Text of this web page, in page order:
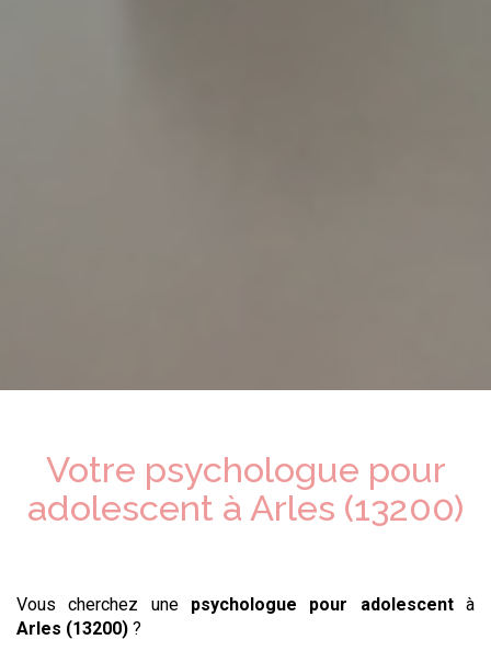
Votre psychologue pour
adolescent à Arles (13200)
Vous cherchez unepsychologue pour adolescentà
Arles (13200) ?